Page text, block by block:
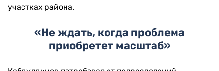
участках района.
«Не ждать, когда проблема
приобретет масштаб»